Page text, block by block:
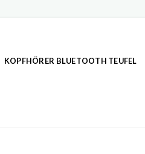
KOPFHÖRER BLUETOOTH TEUFEL